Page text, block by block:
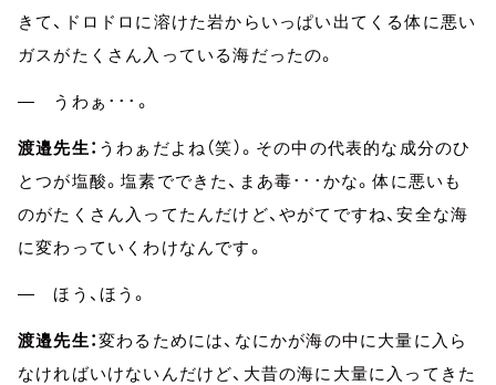
きて、ドロドロに溶けた岩からいっぱい出てくる体に悪い
ガスがたくさん入っている海だったの。
― うわぁ･･･。
渡邉先生： うわぁだよね（笑）。その中の代表的な成分のひ
とつが塩酸。塩素でできた、まあ毒･･･かな。体に悪いも
のがたくさん入ってたんだけど、やがてですね、安全な海
に変わっていくわけなんです。
― ほう、ほう。
渡邉先生：変わるためには、なにかが海の中に大量に入ら
なければいけないんだけど、大昔の海に大量に入ってきた